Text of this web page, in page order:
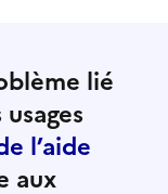
lié
l’aide
aux